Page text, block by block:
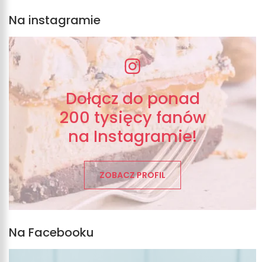
Na instagramie
Dołącz do ponad
200 tysięcy fanów
na Instagramie!
ZOBACZ PROFIL
Na Facebooku